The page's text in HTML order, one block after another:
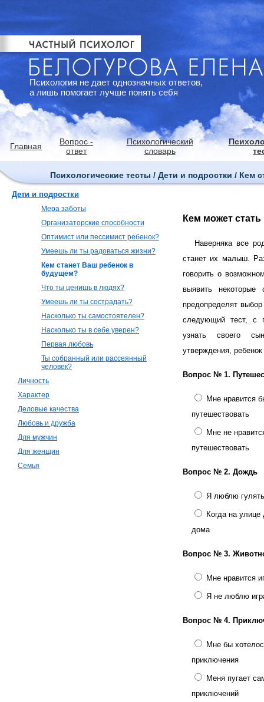
Психология не дает однозначных ответов,
а лишь помогает лучше понять себя
Главная
Вопрос -
ответ
Психологический
словарь
Психологические тесты / Дети и подростки / Кем
Дети и подростки
Мера заботы
Организаторские способности
Оптимист или пессимист ребенок?
Умеешь ли ты радоваться жизни?
Кем станет Ваш ребенок в
будущем?
Что ты ценишь в людях?
Умеешь ли ты сострадать?
Насколько ты самостоятелен?
Насколько ты в себе уверен?
Первая любовь
Ты собранный или рассеянный
человек?
Личность
Характер
Деловые качества
Любовь и дружба
Для мужчин
Для женщин
Семья
Кем может
Наверняка все
станет их малыш.
говорить о
выявить некоторые
предопределят
следующий тест, с
узнать своего
утверждения,
Вопрос № 1.
Мне нравится
путешествовать
Мне не
путешествовать
Вопрос № 2. Дождь
Я люблю
Когда на
дома
Вопрос № 3.
Мне нравится
Я не люблю
Вопрос № 4.
Мне бы
приключения
Меня пугает
приключений